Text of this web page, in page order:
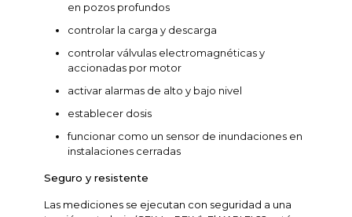
en pozos profundos
controlar la carga y descarga
controlar válvulas electromagnéticas y
accionadas por motor
activar alarmas de alto y bajo nivel
establecer dosis
funcionar como un sensor de inundaciones en
instalaciones cerradas
Seguro y resistente
Las mediciones se ejecutan con seguridad a una